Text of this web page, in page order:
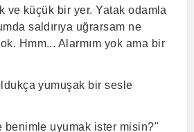
ve küçük bir yer. Yatak odamla
saldırıya uğrarsam ne
Hmm... Alarmım yok ama bir
yumuşak bir sesle
benimle uyumak ister misin?"